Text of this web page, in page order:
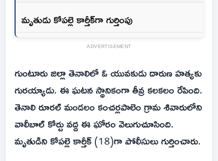
మృతుడు కోపల్లె కార్తీక్‌గా గుర్తింపు
ADVERTISEMENT
గుంటూరు జిల్లా తెనాలిలో ఓ యువకుడు దారుణ హత్యకు
గురయ్యాడు. ఈ ఘటన స్థానికంగా తీవ్ర కలకలం రేపింది.
తెనాలి రూరల్ మండలం కంచర్లపాలెం గ్రామ శివారులోని
వాలీబాల్ కోర్టు వద్ద ఈ ఘోరం వెలుగుచూసింది.
మృతుడిని కోపల్లె కార్తీక్ (18)గా పోలీసులు గుర్తించారు.